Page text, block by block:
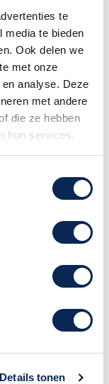
te
media te bieden
Ook delen we
met onze
analyse. Deze
met andere
die ze hebben
hun services.
Details tonen
in een
niet
vraag?